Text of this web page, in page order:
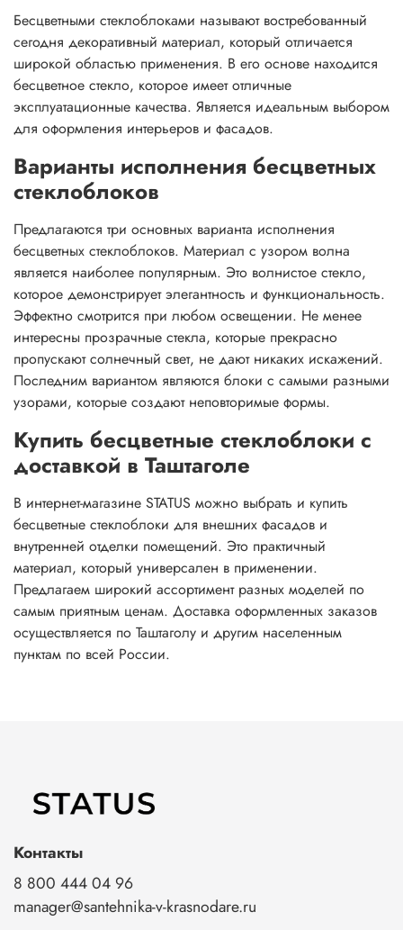
Бесцветными стеклоблоками называют востребованный
сегодня декоративный материал, который отличается
широкой областью применения. В его основе находится
бесцветное стекло, которое имеет отличные
эксплуатационные качества. Является идеальным выбором
для оформления интерьеров и фасадов.
Варианты исполнения бесцветных
стеклоблоков
Предлагаются три основных варианта исполнения
бесцветных стеклоблоков. Материал с узором волна
является наиболее популярным. Это волнистое стекло,
которое демонстрирует элегантность и функциональность.
Эффектно смотрится при любом освещении. Не менее
интересны прозрачные стекла, которые прекрасно
пропускают солнечный свет, не дают никаких искажений.
Последним вариантом являются блоки с самыми разными
узорами, которые создают неповторимые формы.
Купить бесцветные стеклоблоки с
доставкой в Таштаголе
В интернет-магазине STATUS можно выбрать и купить
бесцветные стеклоблоки для внешних фасадов и
внутренней отделки помещений. Это практичный
материал, который универсален в применении.
Предлагаем широкий ассортимент разных моделей по
самым приятным ценам. Доставка оформленных заказов
осуществляется по Таштаголу и другим населенным
пунктам по всей России.
Контакты
8 800 444 04 96
manager@santehnika-v-krasnodare.ru